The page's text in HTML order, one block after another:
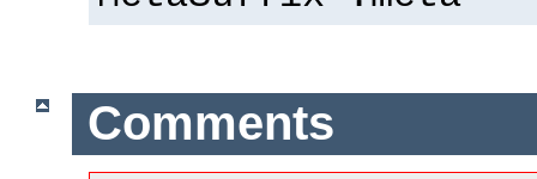
Comments